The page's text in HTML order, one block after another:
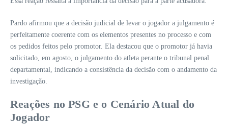
Pardo afirmou que a decisão judicial de levar o jogador a julgamento é
perfeitamente coerente com os elementos presentes no processo e com
os pedidos feitos pelo promotor. Ela destacou que o promotor já havia
solicitado, em agosto, o julgamento do atleta perante o tribunal penal
departamental, indicando a consistência da decisão com o andamento da
investigação.
Reações no PSG e o Cenário Atual do
Jogador